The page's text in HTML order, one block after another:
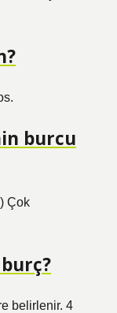
burcu
Çok
belirlenir. 4